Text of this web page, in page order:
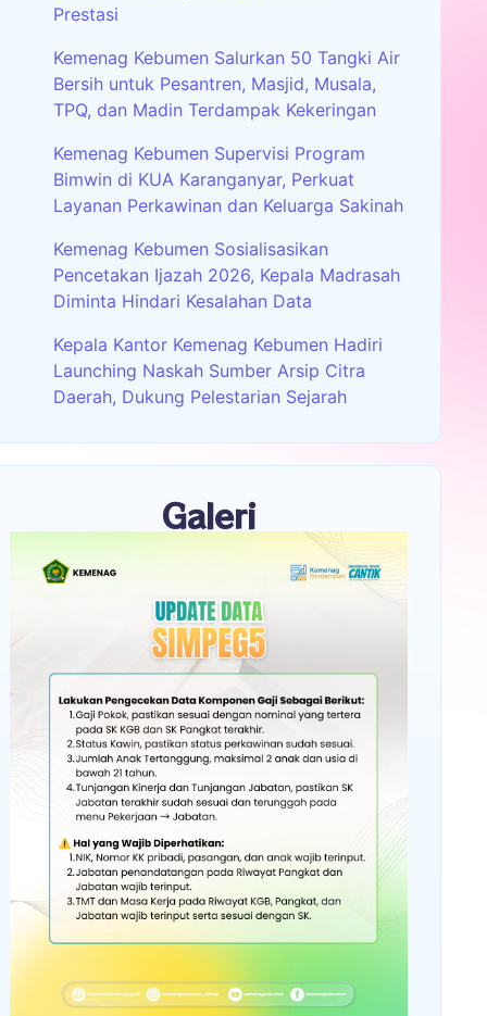
Prestasi
Kemenag Kebumen Salurkan 50 Tangki Air
Bersih untuk Pesantren, Masjid, Musala,
TPQ, dan Madin Terdampak Kekeringan
Kemenag Kebumen Supervisi Program
Bimwin di KUA Karanganyar, Perkuat
Layanan Perkawinan dan Keluarga Sakinah
Kemenag Kebumen Sosialisasikan
Pencetakan Ijazah 2026, Kepala Madrasah
Diminta Hindari Kesalahan Data
Kepala Kantor Kemenag Kebumen Hadiri
Launching Naskah Sumber Arsip Citra
Daerah, Dukung Pelestarian Sejarah
Galeri